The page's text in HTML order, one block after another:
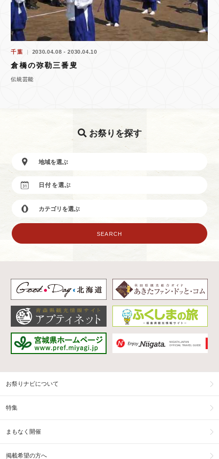
千葉 2030.04.08 - 2030.04.10
倉橋の弥勒三番叟
伝統芸能
お祭りを探す
お祭りナビについて
特集
まもなく開催
掲載希望の方へ